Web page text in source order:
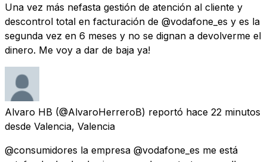
Una vez más nefasta gestión de atención al cliente y
descontrol total en facturación de @vodafone_es y es la
segunda vez en 6 meses y no se dignan a devolverme el
dinero. Me voy a dar de baja ya!
Alvaro HB (@AlvaroHerreroB) reportó hace 22 minutos
desde Valencia, Valencia
@consumidores la empresa @vodafone_es me está